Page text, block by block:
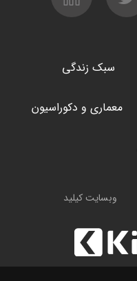
سبک زندگی
معماری و دکوراسیون
وبسایت کیلید